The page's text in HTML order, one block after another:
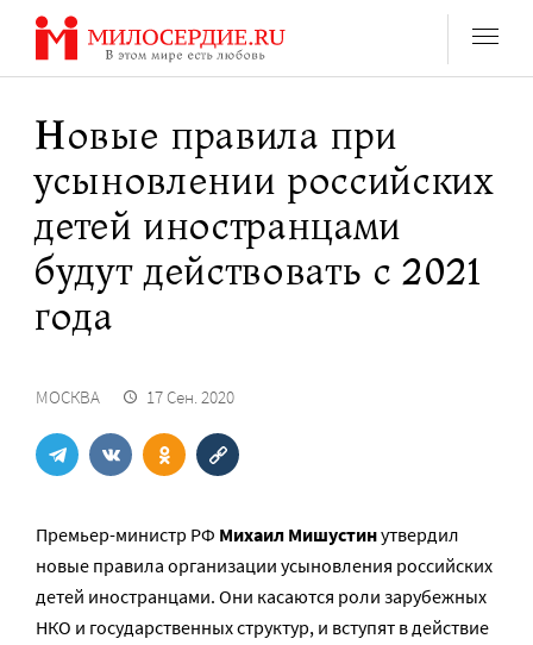
Перейти
содержанию
Новые правила при
усыновлении российских
детей иностранцами
будут действовать с 2021
года
МОСКВА 17 Сен. 2020
Премьер-министр РФ Михаил Мишустинутвердил
новые правила организации усыновления российских
детей иностранцами. Они касаются роли зарубежных
НКО и государственных структур, и вступят в действие